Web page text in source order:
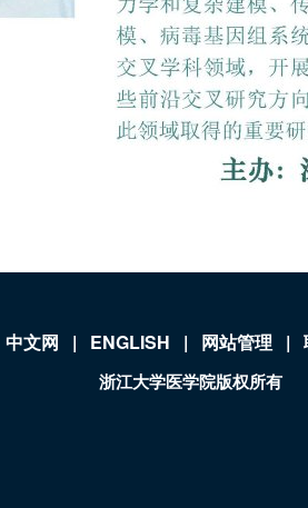
中文网 | ENGLISH | 网站管理 |
浙江大学医学院版权所有